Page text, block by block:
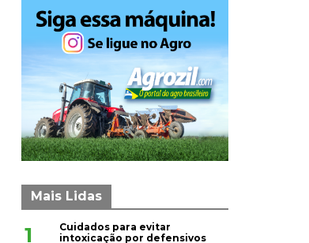
Mais Lidas
1
Cuidados para evitar
intoxicação por defensivos